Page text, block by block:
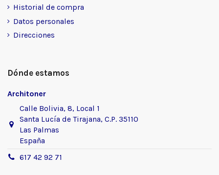
Historial de compra
Datos personales
Direcciones
Dónde estamos
Architoner
Calle Bolivia, 8, Local 1
Santa Lucía de Tirajana, C.P. 35110
Las Palmas
España
617 42 92 71